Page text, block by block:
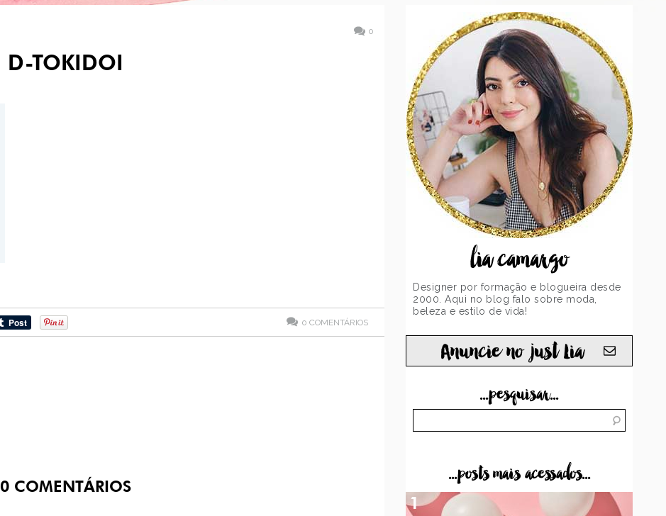
0
D-TOKIDOI
0 COMENTÁRIOS
0COMENTÁRIOS
lia camargo
Designer por formação e blogueira desde
2000. Aqui no blog falo sobre moda,
beleza e estilo de vida!
Anuncie no just Lia
...pesquisar...
...posts mais acessados...
1